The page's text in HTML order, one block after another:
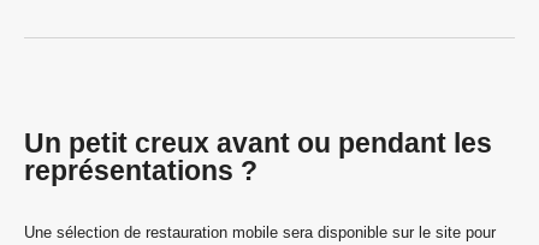
Un petit creux avant ou pendant les
représentations ?
Une sélection de restauration mobile sera disponible sur le site pour